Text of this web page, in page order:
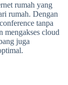
rumah yang
rumah. Dengan
tanpa
mengakses cloud
juga